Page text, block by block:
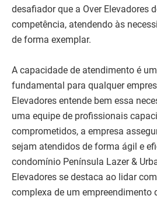
desafiador que a Over Elevadores
competência, atendendo às
de forma exemplar.
A capacidade de atendimento é
fundamental para qualquer
Elevadores entende bem essa
uma equipe de profissionais
comprometidos, a empresa
sejam atendidos de forma ágil e
condomínio Península Lazer &
Elevadores se destaca ao lidar
complexa de um empreendimento